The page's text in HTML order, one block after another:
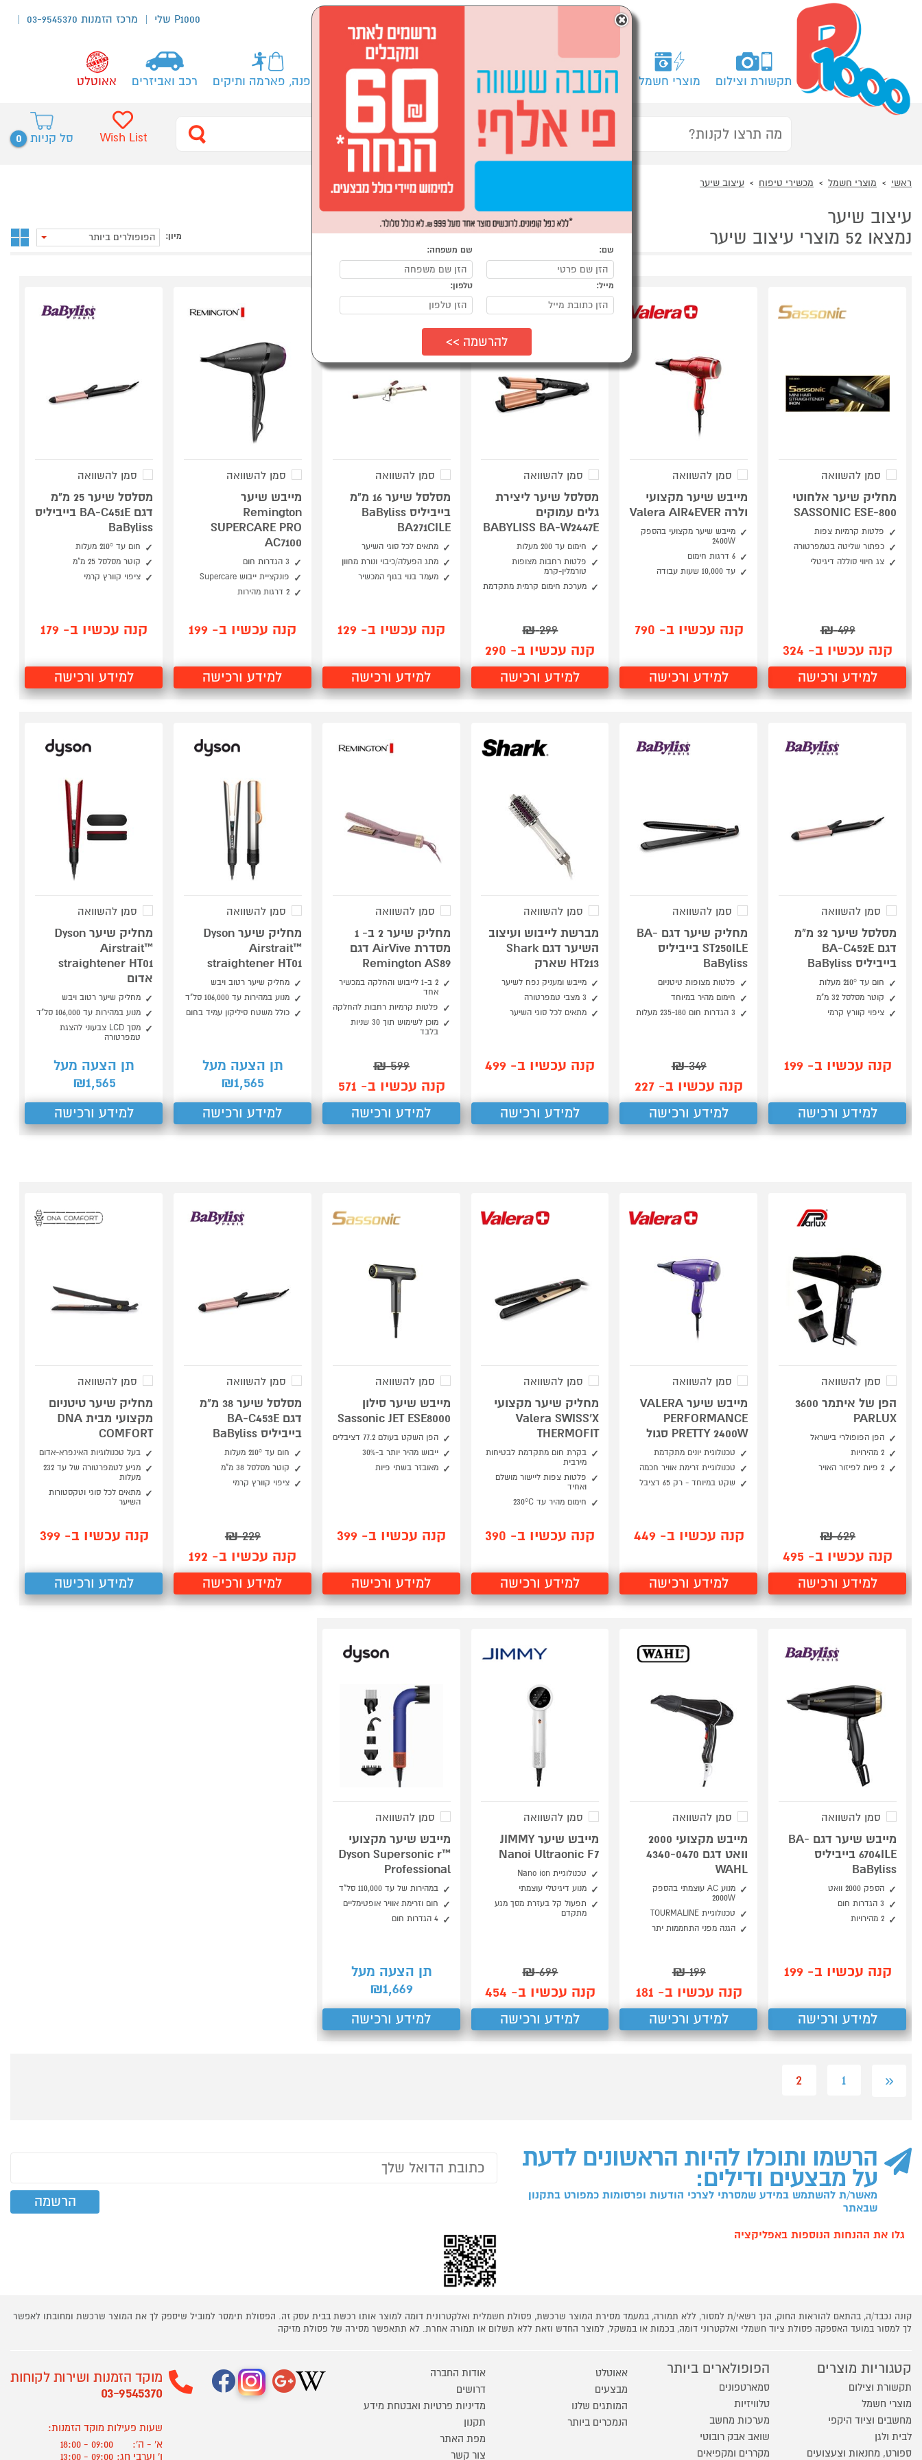
P1000 שלי מרכז הזמנות 03-9545370
תקשורת וצילום מוצרי חשמל מחשבים וציוד היקפי לבית ולגן ספורט, מחנאות וילדים אופנה, פארמה ותיקים רכב ואביזרים אאוטלט
סל קניות 0 Wish List
ראשי מוצרי חשמל מכשירי טיפוח עיצוב שיער
עיצוב שיער
נמצאו 52 מוצרי עיצוב שיער
מיון: הפופולרים ביותר
סמן להשוואה
מחליק שיער אלחוטי
SASSONIC ESE-800
פלטות קרמיות צפות
כפתור שליטה בטמפרטורה
צג חיווי סוללה דיגיטלי
499
₪
קנה עכשיו ב- 324
למידע ורכישה
סמן להשוואה
מייבש שיער מקצועי
ולרה Valera AIR4EVER
מייבש שיער מקצועי בהספק
2400W
6 דרגות חימום
עד 10,000 שעות עבודה
קנה עכשיו ב- 790
למידע ורכישה
סמן להשוואה
מסלסל שיער ליצירת
גלים עמוקים
BABYLISS BA-W2447E
חימום עד 200 מעלות
פלטות רחבות מצופות
טורמלין-קרמ
מערכת חימום קרמית מתקדמת
299
₪
קנה עכשיו ב- 290
למידע ורכישה
סמן להשוואה
מסלסל שיער 16 מ"מ
בייביליס BaByliss
BA271CILE
מתאים לכל סוגי השיער
מתג הפעלה/כיבוי ונורת מחוון
מעמד בנוי בגוף המכשיר
קנה עכשיו ב- 129
למידע ורכישה
סמן להשוואה
מייבש שיער
Remington
SUPERCARE PRO
AC7100
3 הגדרות חום
פונקציית ייבוש Supercare
2 דרגות מהירות
קנה עכשיו ב- 199
למידע ורכישה
סמן להשוואה
מסלסל שיער 25 מ"מ
דגם BA-C451E בייביליס
BaByliss
חום עד 210° מעלות
קוטר מסלסל 25 מ"מ
ציפוי קוורץ קרמי
קנה עכשיו ב- 179
למידע ורכישה
סמן להשוואה
מסלסל שיער 32 מ"מ
דגם BA-C452E
בייביליס BaByliss
חום עד 210° מעלות
קוטר מסלסל 32 מ"מ
ציפוי קוורץ קרמי
קנה עכשיו ב- 199
למידע ורכישה
סמן להשוואה
מחליק שיער דגם BA-
ST250ILE בייביליס
BaByliss
פלטות מצופות טיטניום
חימום מהיר במיוחד
3 הגדרות חום 235-180 מעלות
349
₪
קנה עכשיו ב- 227
למידע ורכישה
סמן להשוואה
מברשת לייבוש ועיצוב
השיער דגם Shark
HT213 שארק
מייבש ומעניק נפח לשיער
3 מצבי טמפרטורה
מתאים לכל סוגי השיער
קנה עכשיו ב- 499
למידע ורכישה
סמן להשוואה
מחליק שיער 2 ב- 1
מסדרת AirVive דגם
Remington AS89
2 ב-1 לייבוש והחלקה במכשיר
אחד
פלטות קרמיות רחבות להחלקה
מוכן לשימוש תוך 30 שניות
בלבד
599
₪
קנה עכשיו ב- 571
למידע ורכישה
סמן להשוואה
מחליק שיער Dyson
Airstrait™
straightener HT01
מחליק שיער רטוב ויבש
מנוע במהירות עד 106,000 סל"ד
כולל משטח סיליקון עמיד בחום
תן הצעה מעל
₪1,565
למידע ורכישה
סמן להשוואה
מחליק שיער Dyson
Airstrait™
straightener HT01
אדום
מחליק שיער רטוב ויבש
מנוע במהירות עד 106,000 סל"ד
מסך LCD צבעוני להצגת
טמפרטורה
תן הצעה מעל
₪1,565
למידע ורכישה
סמן להשוואה
הפן של איתמר 3600
PARLUX
הפן הפופולרי בישראל
2 מהירויות
2 פיות לפיזור האויר
629
₪
קנה עכשיו ב- 495
למידע ורכישה
סמן להשוואה
מייבש שיער VALERA
PERFORMANCE
PRETTY 2400W סגול
טכנולוגית יונים מתקדמת
טכנולוגיית זרימת אוויר חכמה
שקט במיוחד - רק 65 דציבל
קנה עכשיו ב- 449
למידע ורכישה
סמן להשוואה
מחליק שיער מקצועי
Valera SWISS’X
THERMOFIT
בקרת חום מתקדמת לבטיחות
מירבית
פלטות צפות ליישור מושלם
ואחיד
חימום מהיר עד 230°C
קנה עכשיו ב- 390
למידע ורכישה
סמן להשוואה
מייבש שיער סילון
Sassonic JET ESE8000
הפן השקט בעולם 77.2 דציבלים
ייבוש מהיר יותר ב-30%
מאובזר בשתי פיות
קנה עכשיו ב- 399
למידע ורכישה
סמן להשוואה
מסלסל שיער 38 מ"מ
דגם BA-C453E
בייביליס BaByliss
חום עד 210° מעלות
קוטר מסלסל 38 מ"מ
ציפוי קוורץ קרמי
229
₪
קנה עכשיו ב- 192
למידע ורכישה
סמן להשוואה
מחליק שיער טיטניום
מקצועי מבית DNA
COMFORT
בעל טכנולוגיות האינפרא-אדום
מגיע לטמפרטורה של עד 232
מעלות
מתאים לכל סוגי וטקסטורות
השיער
קנה עכשיו ב- 399
למידע ורכישה
סמן להשוואה
מייבש שיער דגם BA-
6704ILE בייביליס
BaByliss
הספק 2000 וואט
3 הגדרות חום
2 מהירויות
קנה עכשיו ב- 199
למידע ורכישה
סמן להשוואה
מייבש מקצועי 2000
וואט דגם 4340-0470
WAHL
מנוע AC עוצמתי בהספק
2000W
טכנולוגיית TOURMALINE
הגנה מפני התחממות יתר
199
₪
קנה עכשיו ב- 181
למידע ורכישה
סמן להשוואה
מייבש שיער JIMMY
Nanoi Ultraonic F7
טכנולוגיית Nano ion
מנוע דיגיטלי עוצמתי
תפעול קל בעזרת מסך מגע
מתקדם
699
₪
קנה עכשיו ב- 454
למידע ורכישה
סמן להשוואה
מייבש שיער מקצועי
Dyson Supersonic r™
Professional
במהירות של עד 110,000 סל"ד
חום וזרימת אוויר אופטימליים
4 הגדרות חום
תן הצעה מעל
₪1,669
למידע ורכישה
«
1
2
הרשמו ותוכלו להיות הראשונים לדעת
על מבצעים ודילים:
מאשר/ת להשתמש במידע שמסרתי לצרכי הודעות ופרסומות כמפורט בתקנון
שבאתר
גלו את ההנחות הנוספות באפליקציה
קונה נכבד/ה, בהתאם להוראות החוק, הנך רשאי/ת למסור, ללא תמורה, במעמד מסירת המוצר שרכשת, פסולת חשמלית ואלקטרונית דומה למוצר אותו רכשת בבית עסק זה. הפסולת תימסר למוביל שיספק לך את המוצר שרכשת ומחובתו לאפשר
לך למסור במועד האספקה פסולת ציוד חשמלי ואלקטרוני דומה, בכמות או במשקל, למוצר החדש וזאת ללא תשלום או תמורה אחרת. לא תתאפשר מסירה של פסולת מזיקה
קטגוריות מוצרים
תקשורת וצילום
מוצרי חשמל
מחשבים וציוד היקפי
לבית ולגן
ספורט, מחנאות וצעצועים
הפופולארים ביותר
סמארטפונים
טלוויזיות
מערכות מחשב
שואב אבק רובוטי
מקררים ומקפיאים
אאוטלט
מבצעים
המותגים שלנו
הנמכרים ביותר
אודות החברה
דרושים
מדיניות פרטיות ואבטחת מידע
תקנון
מפת האתר
צור קשר
מוקד הזמנות ושירות לקוחות
03-9545370
שעות פעילות מוקד הזמנות:
א' - ה':
09:00 - 18:00
ו' וערבי חג: 09:00 - 13:00
×
שם: שם משפחה:
מייל: טלפון: